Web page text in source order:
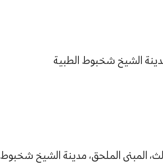
الشيخ شخبوط الطبية
المبنى الملحق، مدينة الشيخ شخبوط